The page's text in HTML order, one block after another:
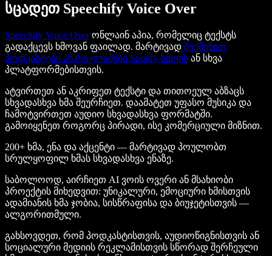
სცადეთ Speechify Voice Over
Speechify Voice Overონლაინ აპია, რომელიც ტექსტს
გადაქცევს ხმოვან ფაილად. მარტივად შექმენით
პოდკასტები ან რეკლამები Spotify-სთვის ან სხვა
პლატფორმებისთვის.
ატვირთეთ ან აკრიფეთ ტექსტი და თითოეულ აბზაცს
სხვადასხვა ხმა შეურჩიეთ. დაამატეთ უფასო მუსიკა და
ჩამოტვირთეთ აუდიო სხვადასხვა ფორმატში.
გამოიყენეთ როგორც პირადი, ისე კომერციული მიზნით.
200+ ხმა, ენა და აქცენტი — მარტივად პოულობთ
სრულყოფილ ხმას სხვადასხვა ენაზე.
საბოლოოდ, აირჩიეთ AI ვოის ოვერი ან მსახიობი
პროექტის მიხედვით: უნიკალური, ემოციური ხმისთვის
ადამიანის ხმა ჯობია, სისწრაფისა და ბიუჯეტისთვის —
ალგორითმული.
გახსოვდეთ, რომ პოდკასტისთვის, აუდიოწიგნისთვის ან
სოციალური მედიის რეკლამისთვის სწორად შერჩეული